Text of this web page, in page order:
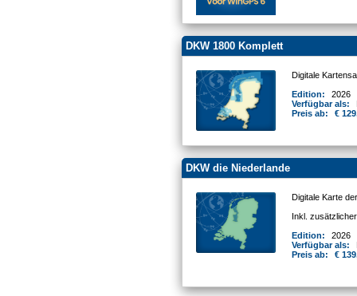
DKW 1800 Komplett
Digitale
Edition:
2026
Verfügbar als:
Preis ab:
€
DKW die Niederlande
Digitale Karte
Inkl.
Edition:
2026
Verfügbar als:
Preis ab:
€